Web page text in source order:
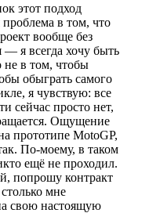
этот подход
в том, что
вообще без
— я всегда хочу быть
не в том, чтобы
обыграть самого
я чувствую: все
сейчас просто нет,
Ощущение
прототипе MotoGP,
По-моему, в таком
ещё не проходил.
попрошу контракт
мне
свою настоящую